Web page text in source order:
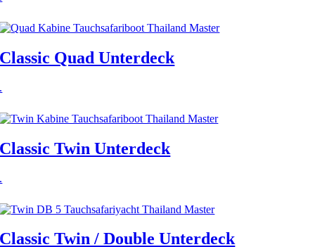
Classic Quad Unterdeck
.
Classic Twin Unterdeck
.
Classic Twin / Double Unterdeck